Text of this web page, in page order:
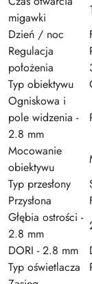
migawki
Dzień / noc
Regulacja
położenia
Typ obiektywu
Ogniskowa i
pole widzenia -
2.8 mm
Mocowanie
obiektywu
Typ przesłony
Przysłona
Głębia ostrości -
2.8 mm
DORI - 2.8 mm
Typ oświetlacza